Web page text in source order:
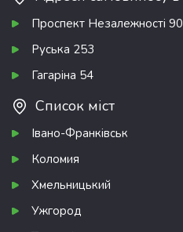
Проспект Незалежності 90
Руська 253
Гагаріна 54
Список міст
Івано-Франківськ
Коломия
Хмельницький
Ужгород